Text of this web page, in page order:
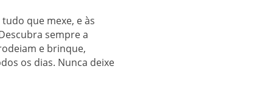
que mexe, e às
sempre a
e brinque,
os dias. Nunca deixe